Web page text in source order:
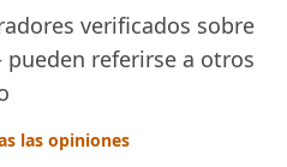
verificados sobre
referirse a otros
las opiniones